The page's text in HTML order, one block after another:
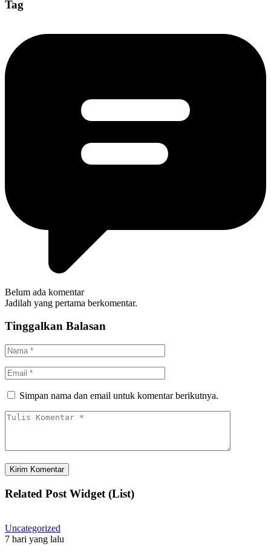
Tag
Belum ada komentar
Jadilah yang pertama berkomentar.
Tinggalkan Balasan
Simpan nama dan email untuk komentar berikutnya.
Related Post Widget (List)
Uncategorized
7 hari yang lalu